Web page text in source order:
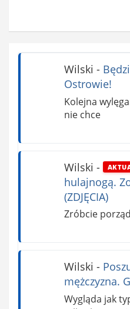
Wilski -
Ostrowie!
Kolejna
nie chce
Wilski -
hulajnogą.
(ZDJĘCIA)
Zróbcie
Wilski -
mężczyzna.
Wygląda jak